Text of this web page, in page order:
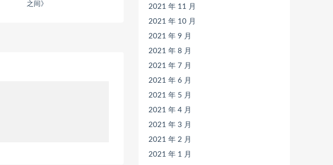
之间》
2021 年 11 月
2021 年 10 月
2021 年 9 月
2021 年 8 月
2021 年 7 月
2021 年 6 月
2021 年 5 月
2021 年 4 月
2021 年 3 月
2021 年 2 月
2021 年 1 月